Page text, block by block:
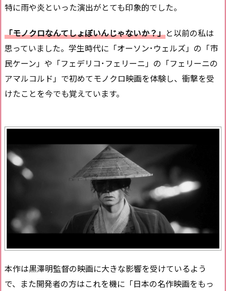
特に雨や炎といった演出がとても印象的でした。
「モノクロなんてしょぼいんじゃないか？」と以前の私は
思っていました。学生時代に「オーソン･ウェルズ」の「市
民ケーン」や「フェデリコ･フェリーニ」の「フェリーニの
アマルコルド」で初めてモノクロ映画を体験し、衝撃を受
けたことを今でも覚えています。
本作は黒澤明監督の映画に大きな影響を受けているよう
で、また開発者の方はこれを機に「日本の名作映画をもっ